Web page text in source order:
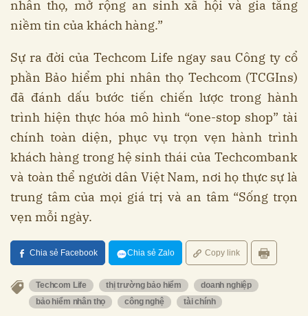
nhân thọ, mở rộng an sinh xã hội và gia tăng
niềm tin của khách hàng.”
Sự ra đời của Techcom Life ngay sau Công ty cổ
phần Bảo hiểm phi nhân thọ Techcom (TCGIns)
đã đánh dấu bước tiến chiến lược trong hành
trình hiện thực hóa mô hình “one-stop shop” tài
chính toàn diện, phục vụ trọn vẹn hành trình
khách hàng trong hệ sinh thái của Techcombank
và toàn thể người dân Việt Nam, nơi họ thực sự là
trung tâm của mọi giá trị và an tâm “Sống trọn
vẹn mỗi ngày.
Chia sẻ Facebook Chia sẻ Zalo Copy link
Techcom Life thị trường bảo hiểm
doanh nghiệp
bảo hiểm nhân thọ
công nghệ tài chính